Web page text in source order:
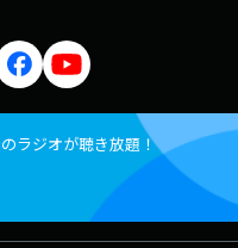
ラジオが聴き放題！